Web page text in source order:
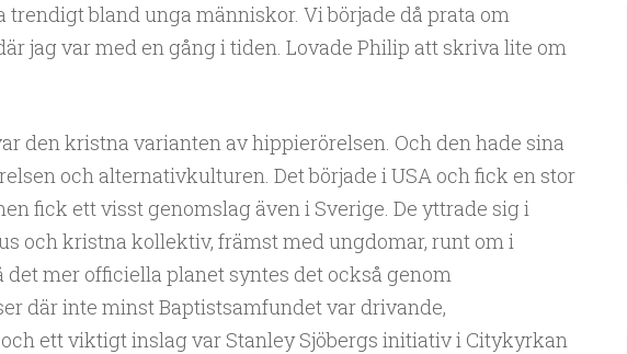
trendigt bland unga människor. Vi började då prata om
jag var med en gång i tiden. Lovade Philip att skriva lite om
den kristna varianten av hippierörelsen. Och den hade sina
och alternativkulturen. Det började i USA och fick en stor
fick ett visst genomslag även i Sverige. De yttrade sig i
och kristna kollektiv, främst med ungdomar, runt om i
det mer officiella planet syntes det också genom
där inte minst Baptistsamfundet var drivande,
ett viktigt inslag var Stanley Sjöbergs initiativ i Citykyrkan